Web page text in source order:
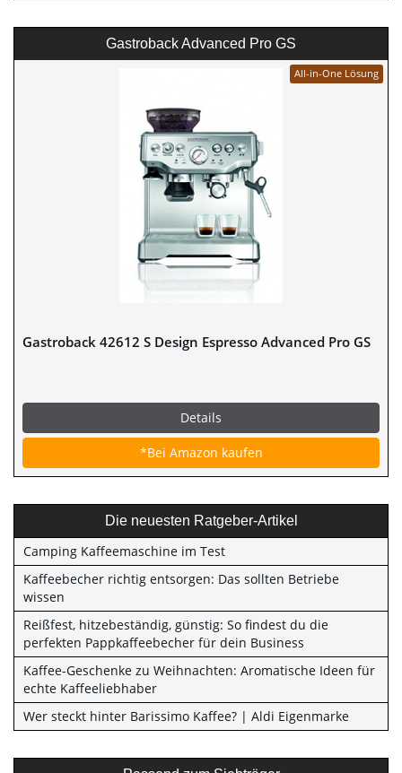
Gastroback Advanced Pro GS
All-in-One Lösung
Gastroback 42612 S Design Espresso Advanced Pro GS
Details
*Bei Amazon kaufen
Die neuesten Ratgeber-Artikel
Camping Kaffeemaschine im Test
Kaffeebecher richtig entsorgen: Das sollten Betriebe
wissen
Reißfest, hitzebeständig, günstig: So findest du die
perfekten Pappkaffeebecher für dein Business
Kaffee-Geschenke zu Weihnachten: Aromatische Ideen für
echte Kaffeeliebhaber
Wer steckt hinter Barissimo Kaffee? | Aldi Eigenmarke